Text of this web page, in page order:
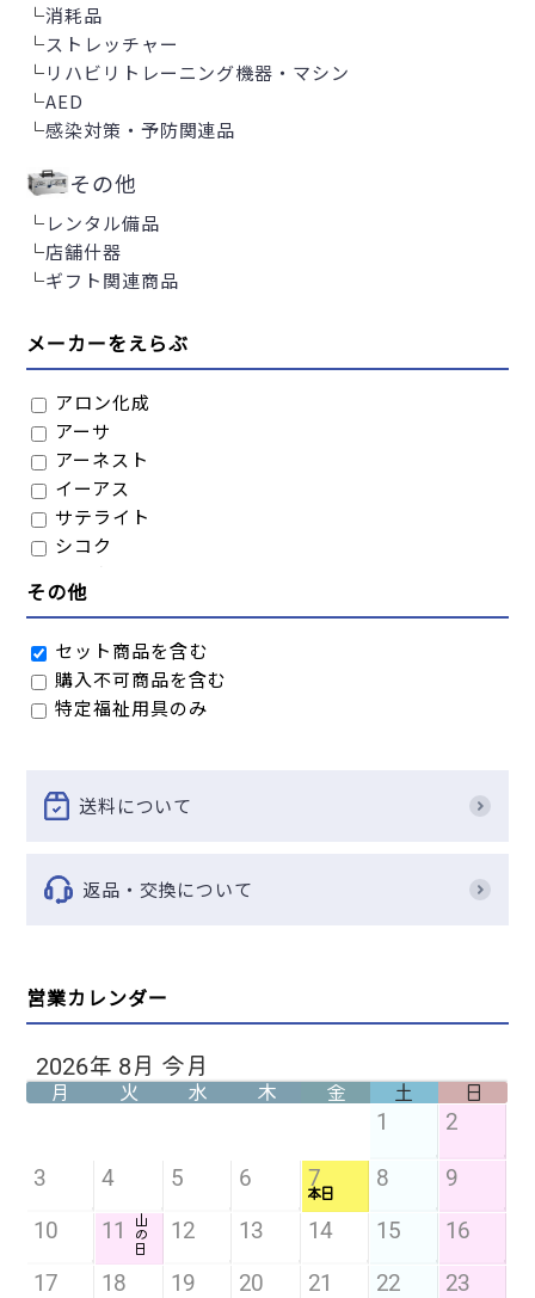
└消耗品
└ストレッチャー
└リハビリトレーニング機器・マシン
└AED
└感染対策・予防関連品
その他
└レンタル備品
└店舗什器
└ギフト関連商品
メーカーをえらぶ
アロン化成
アーサ
アーネスト
イーアス
サテライト
シコク
シンエイテクノ
トマト
ナカ工業
パナソニックエイジフリー
プラッツ
矢崎化工
その他
セット商品を含む
購入不可商品を含む
特定福祉用具のみ
送料について
返品・交換について
営業カレンダー